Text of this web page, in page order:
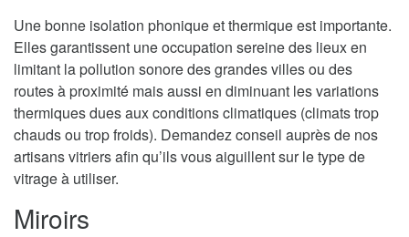
Une bonne isolation phonique et thermique est importante.
Elles garantissent une occupation sereine des lieux en
limitant la pollution sonore des grandes villes ou des
routes à proximité mais aussi en diminuant les variations
thermiques dues aux conditions climatiques (climats trop
chauds ou trop froids). Demandez conseil auprès de nos
artisans vitriers afin qu’ils vous aiguillent sur le type de
vitrage à utiliser.
Miroirs